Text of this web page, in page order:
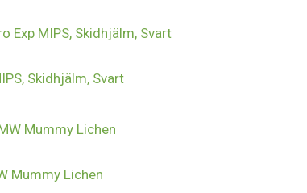
Skidhjälm, Svart
Mummy Lichen